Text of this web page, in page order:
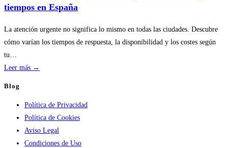
de
calderas:
tiempos en España
La atención urgente no significa lo mismo en todas las ciudades. Descubre
cómo varían los tiempos de respuesta, la disponibilidad y los costes según
tu…
Leer más →
por
ciudad:
disponibilidad
real
Blog
Política de Privacidad
Política de Cookies
Aviso Legal
Condiciones de Uso